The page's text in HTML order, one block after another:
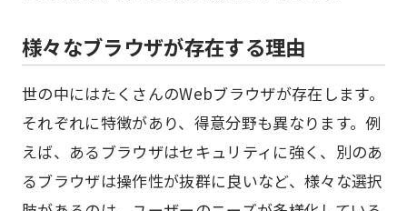
様々なブラウザが存在する理由
世の中にはたくさんのWebブラウザが存在します。
それぞれに特徴があり、得意分野も異なります。例
えば、あるブラウザはセキュリティに強く、別のあ
るブラウザは操作性が抜群に良いなど、様々な選択